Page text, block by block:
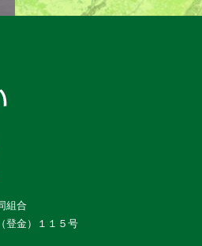
組合
登金）１１５号